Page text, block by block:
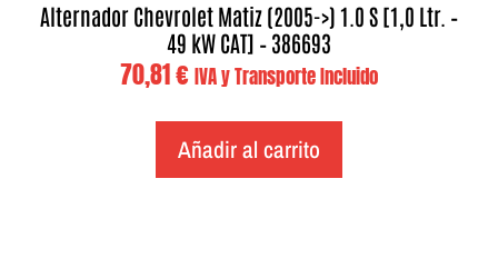
Alternador Chevrolet Matiz (2005->) 1.0 S [1,0 Ltr. –
49 kW CAT] – 386693
70,81€ IVA y Transporte Incluido
Añadir al carrito